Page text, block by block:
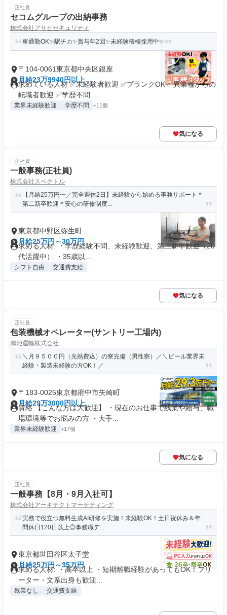
正社員
セコムグループの出納事務
株式会社アサヒセキュリティ
車通勤OK✨駅チカ✨賞与年2回✨未経験積極採用中✨
〒104-0061東京都中央区銀座
月給23万9940円以上
求めている人材 ✅未経験者歓迎 ✅ブランクOK ✅異業種からの
転職者歓迎 ✅学歴不問 ...
業界未経験歓迎 学歴不問 +11個
気になる
正社員
一般事務(正社員)
株式会社スペクトル
【月給25万円〜／完全週休2日】未経験から始める事務サポート＊
第二新卒歓迎＊安心の研修制度...
東京都中野区弥生町
月給25万円～30万円
求める人材: ・学歴経験不問、未経験歓迎、第二新卒歓迎（20
代活躍中） ・35歳以...
シフト自由 交通費支給
気になる
正社員
包装機械オペレーター(サントリー工場内)
鴻池運輸株式会社
＼月９５００円（光熱費込）の寮完備（男性寮）／＼ビール業界未
経験・製造未経験の方OK！／
〒183-0025東京都府中市矢崎町
月給29万3000円以上
資格 【こんな方は大歓迎】 ・現在のお仕事で残業や給与、職
場環境等でお悩みの方 ・大手...
業界未経験歓迎 +17個
気になる
正社員
一般事務【8月・9月入社可】
株式会社アーキテクトマーケティング
実務で役立つ無料生成AI研修を実施！未経験OK！土日祝休み＆年
間休日120日以上◎事務職デ...
東京都世田谷区太子堂
月給25万円～35万円
求める人材: ・高卒以上 ・短期離職経験があってもOK！フリ
ーター・文系出身も歓迎...
残業なし 交通費支給